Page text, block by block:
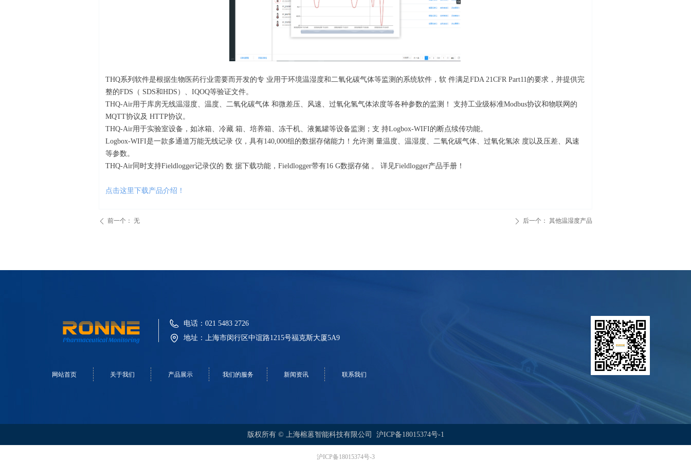
THQ系列软件是根据生物医药行业需要而开发的专 业用于环境温湿度和二氧化碳气体等监测的系统软件，软 件满足FDA 21CFR Part11的要求，并提供完
整的FDS（ SDS和HDS）、IQOQ等验证文件。
THQ-Air用于库房无线温湿度、温度、二氧化碳气体 和微差压、风速、过氧化氢气体浓度等各种参数的监测！ 支持工业级标准Modbus协议和物联网的
MQTT协议及 HTTP协议。
THQ-Air用于实验室设备，如冰箱、冷藏 箱、培养箱、冻干机、液氮罐等设备监测；支 持Logbox-WIFI的断点续传功能。
Logbox-WIFI是一款多通道万能无线记录 仪，具有140,000组的数据存储能力！允许测 量温度、温湿度、二氧化碳气体、过氧化氢浓 度以及压差、风速
等参数。
THQ-Air同时支持Fieldlogger记录仪的 数 据下载功能，Fieldlogger带有16 G数据存储 。 详见Fieldlogger产品手册！
点击这里下载产品介绍！
ꄴ 前一个： 无 ꄲ 后一个： 其他温湿度产品
网站首页 关于我们 产品展示 我们的服务 新闻资讯 联系我们
电话： 021 5483 2726
地址： 上海市闵行区中谊路1215号福克斯大厦5A9
版权所有 © 上海榕蒽智能科技有限公司 沪ICP备18015374号-1
沪ICP备18015374号-3